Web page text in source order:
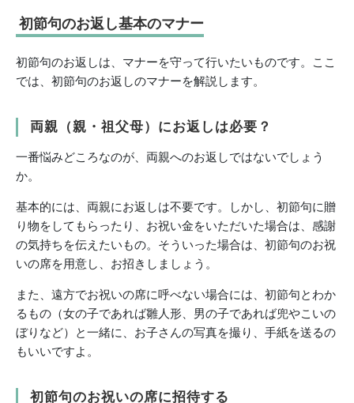
初節句のお返し基本のマナー
初節句のお返しは、マナーを守って行いたいものです。ここ
では、初節句のお返しのマナーを解説します。
両親（親・祖父母）にお返しは必要？
一番悩みどころなのが、両親へのお返しではないでしょう
か。
基本的には、両親にお返しは不要です。しかし、初節句に贈
り物をしてもらったり、お祝い金をいただいた場合は、感謝
の気持ちを伝えたいもの。そういった場合は、初節句のお祝
いの席を用意し、お招きしましょう。
また、遠方でお祝いの席に呼べない場合には、初節句とわか
るもの（女の子であれば雛人形、男の子であれば兜やこいの
ぼりなど）と一緒に、お子さんの写真を撮り、手紙を送るの
もいいですよ。
初節句のお祝いの席に招待する